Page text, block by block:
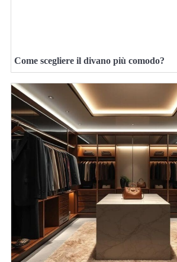
Come scegliere il divano più comodo?